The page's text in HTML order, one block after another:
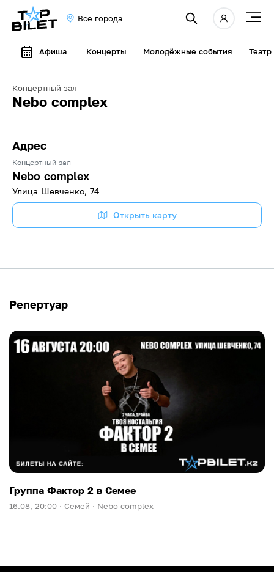
Все города
Афиша Концерты Молодёжные события Театр
Концертный зал
Nebo complex
Адрес
Концертный зал
Nebo complex
​Улица Шевченко, 74
Открыть карту
Репертуар
Группа Фактор 2 в Семее
16.08, 20:00 · Семей · Nebo complex